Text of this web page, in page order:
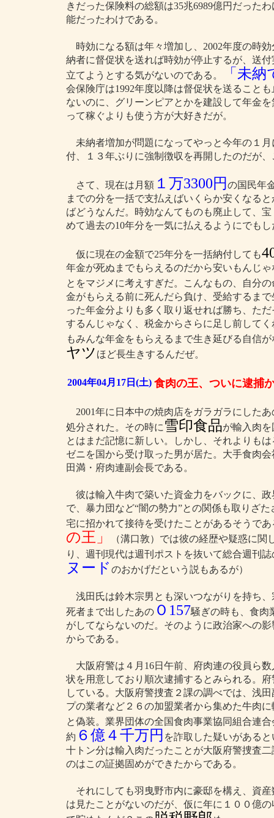
きだった保険料の総額は35兆6989億円だった
能だったわけである。
時効になる額は年々増加し、2002年度の時
納者に督促状を送れば時効が停止するが、送
立てようとする気がないのである。
「未
会保険庁は1992年度以降は督促状を送ること
ないのに、グリーンピアとかを建設して年金
って稼ぐよりも使う方が大好きだが。
未納者増加が問題になってやっと今年の１
付、１３年ぶりに強制徴収を再開したのだが
さて、現在は月額１万3300円 の国民年
までの分を一括で支払えばいくらか安くなる
ばどうなんだ。時効なんてものも廃止して、
めて過去の10年分を一気に払えるようにでも
仮に現在の金額で25年分を一括納付しても
年金が死ぬまでもらえるのだから安いもんじ
とをマジメに考えすぎだ。こんなもの、自分
金がもらえる前に死んだら負け、受給するま
った年金分よりも多く取り返せれば勝ち、た
するんじゃなく、税金からさらに足し前して
もみんな年金をもらえるまで生き延びる自信
ヤツ ほど長生きするんだぜ。
2004年04月17日(土) 食肉の王、ついに逮捕
2001年に日本中の焼肉店をガラガラにした
処分された。その時に 雪印食品が輸入肉
とはまだ記憶に新しい。しかし、それよりも
ゼニを国から受け取った男が居た。大手食肉
田満・府肉連副会長である。
彼は輸入牛肉で築いた資金力をバックに、
で、暴力団など“闇の勢力”との関係も取りざ
宅に招かれて接待を受けたことがあるそうで
の王」
（溝口敦）では彼の経歴や疑惑に
り、週刊現代は週刊ポストを抜いて総合週刊
ヌード のおかげだという説もあるが）
浅田氏は鈴木宗男とも深いつながりを持ち
死者まで出したあのＯ157騒ぎの時も、食肉
がしてならないのだ。そのように政治家への
からである。
大阪府警は４月16日午前、府肉連の役員ら
状を用意しており順次逮捕するとみられる。
している。大阪府警捜査２課の調べでは、浅
プの業者など２６の加盟業者から集めた牛肉
と偽装。業界団体の全国食肉事業協同組合連
約 ６億４千万円 を詐取した疑いがある
十トン分は輸入肉だったことが大阪府警捜査
のはこの証拠固めができたからである。
それにしても羽曳野市内に豪邸を構え、資
は見たことがないのだが、仮に年に１００億